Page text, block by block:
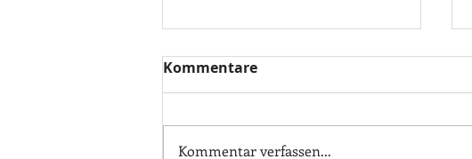
Kommentare
Kommentar verfassen...